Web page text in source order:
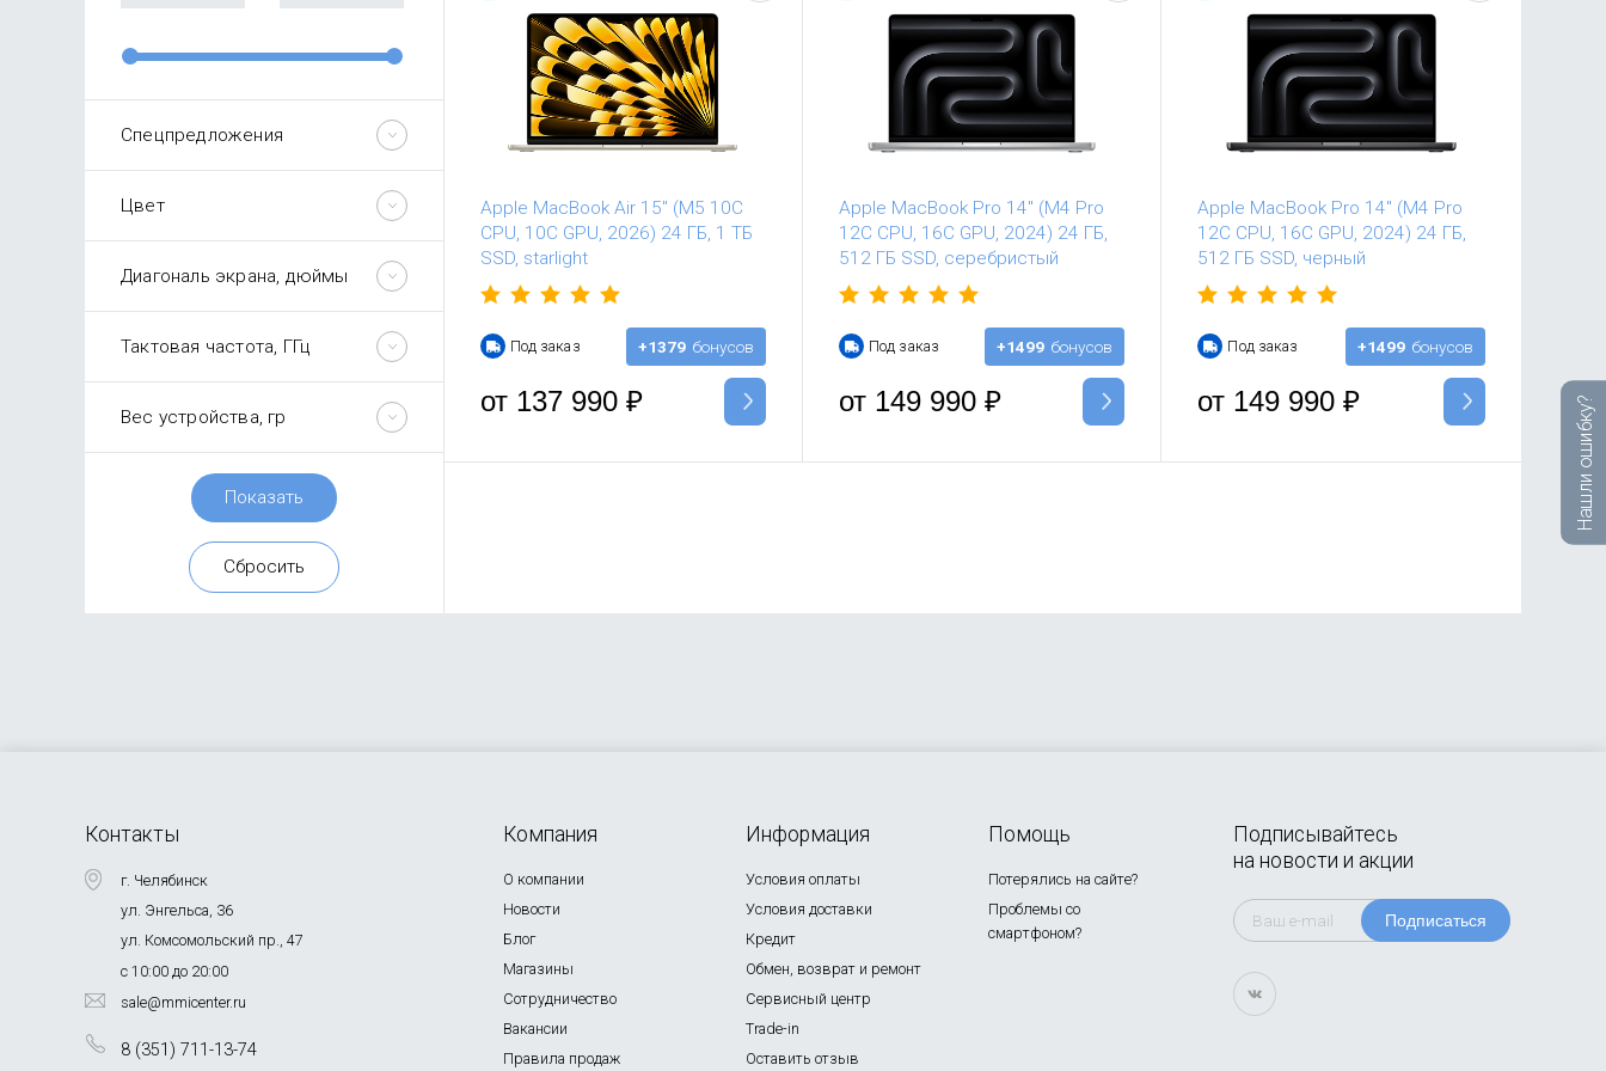
Спецпредложения
Цвет
Диагональ экрана, дюймы
Тактовая частота, ГГц
Вес устройства, гр
Apple MacBook Air 15" (M5 10C
CPU, 10C GPU, 2026) 24 ГБ, 1 ТБ
SSD, starlight
Под заказ +1379 бонусов
от137 990 ₽
Apple MacBook Pro 14" (M4 Pro
12C CPU, 16C GPU, 2024) 24 ГБ,
512 ГБ SSD, серебристый
Под заказ +1499 бонусов
от149 990 ₽
Apple MacBook Pro 14" (M4 Pro
12C CPU, 16C GPU, 2024) 24 ГБ,
512 ГБ SSD, черный
Под заказ +1499 бонусов
от 149 990₽
Контакты
г. Челябинск
ул. Энгельса, 36
ул. Комсомольский пр., 47
с 10:00 до 20:00
sale@mmicenter.ru
8 (351) 711-13-74
Компания
О компании
Новости
Блог
Магазины
Сотрудничество
Вакансии
Правила продаж
Информация
Условия оплаты
Условия доставки
Кредит
Обмен, возврат и ремонт
Сервисный центр
Trade-in
Оставить отзыв
Помощь
Потерялись на сайте?
Проблемы со
смартфоном?
Подписывайтесь
на новости и акции
Подписаться
Нашли ошибку?